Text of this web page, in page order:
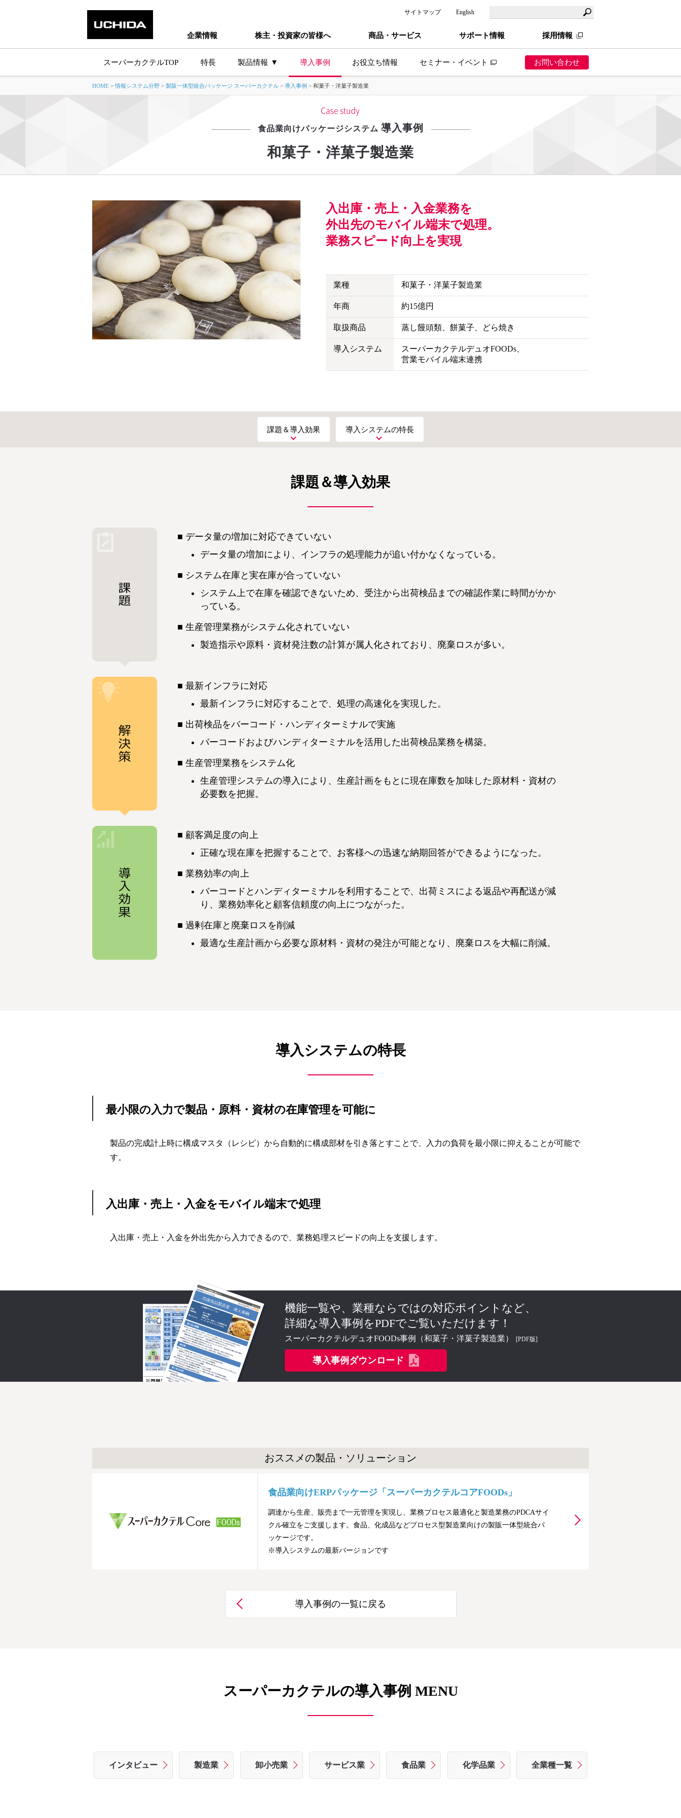
サイトマップ English
企業情報 株主・投資家の皆様へ 商品・サービス サポート情報 採用情報
スーパーカクテルTOP 特長 製品情報
製品情報トップ
導入事例 お役立ち情報 セミナー・イベント お問い合わせ
HOME >情報システム分野 > 製販一体型統合パッケージ スーパーカクテル > 導入事例 > 和菓子・洋菓子製造業
食品業向けパッケージシステム 導入事例
和菓子・洋菓子製造業
入出庫・売上・入金業務を
外出先のモバイル端末で処理。
業務スピード向上を実現
業種 和菓子・洋菓子製造業
年商 約15億円
取扱商品 蒸し饅頭類、餅菓子、どら焼き
導入システム
スーパーカクテルデュオFOODs、
営業モバイル端末連携
課題＆導入効果 導入システムの特長
課題＆導入効果
データ量の増加に対応できていない
データ量の増加により、インフラの処理能力が追い付かなくなっている。
システム在庫と実在庫が合っていない
システム上で在庫を確認できないため、受注から出荷検品までの確認作業に時間がかか
っている。
生産管理業務がシステム化されていない
製造指示や原料・資材発注数の計算が属人化されており、廃棄ロスが多い。
最新インフラに対応
最新インフラに対応することで、処理の高速化を実現した。
出荷検品をバーコード・ハンディターミナルで実施
バーコードおよびハンディターミナルを活用した出荷検品業務を構築。
生産管理業務をシステム化
生産管理システムの導入により、生産計画をもとに現在庫数を加味した原材料・資材の
必要数を把握。
顧客満足度の向上
正確な現在庫を把握することで、お客様への迅速な納期回答ができるようになった。
業務効率の向上
バーコードとハンディターミナルを利用することで、出荷ミスによる返品や再配送が減
り、業務効率化と顧客信頼度の向上につながった。
過剰在庫と廃棄ロスを削減
最適な生産計画から必要な原材料・資材の発注が可能となり、廃棄ロスを大幅に削減。
導入システムの特長
最小限の入力で製品・原料・資材の在庫管理を可能に
製品の完成計上時に構成マスタ（レシピ）から自動的に構成部材を引き落とすことで、入力の負荷を最小限に抑えることが可能で
す。
入出庫・売上・入金をモバイル端末で処理
入出庫・売上・入金を外出先から入力できるので、業務処理スピードの向上を支援します。
機能一覧や、業種ならではの対応ポイントなど、
詳細な導入事例をPDFでご覧いただけます！
スーパーカクテルデュオFOODs事例（和菓子・洋菓子製造業） [PDF版]
導入事例ダウンロード
おススメの製品・ソリューション
食品業向けERPパッケージ「スーパーカクテルコアFOODs」
調達から生産、販売まで一元管理を実現し、業務プロセス最適化と製造業務のPDCAサイ
クル確立をご支援します。食品、化成品などプロセス型製造業向けの製販一体型統合パ
ッケージです。
※導入システムの最新バージョンです
導入事例の一覧に戻る
スーパーカクテルの導入事例 MENU
インタビュー 製造業 卸小売業 サービス業 食品業 化学品業 全業種一覧